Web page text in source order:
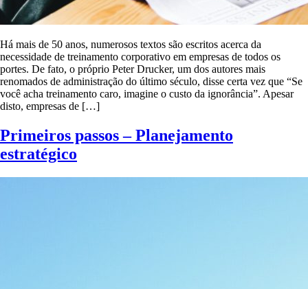
Há mais de 50 anos, numerosos textos são escritos acerca da
necessidade de treinamento corporativo em empresas de todos os
portes. De fato, o próprio Peter Drucker, um dos autores mais
renomados de administração do último século, disse certa vez que “Se
você acha treinamento caro, imagine o custo da ignorância”. Apesar
disto, empresas de […]
Primeiros passos – Planejamento
estratégico